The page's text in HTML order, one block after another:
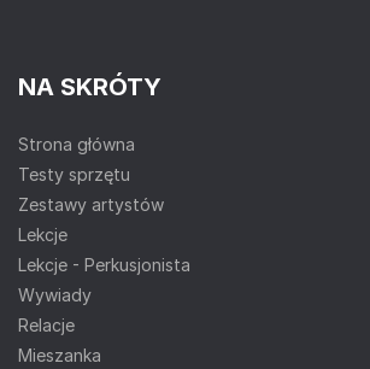
NA SKRÓTY
Strona główna
Testy sprzętu
Zestawy artystów
Lekcje
Lekcje - Perkusjonista
Wywiady
Relacje
Mieszanka